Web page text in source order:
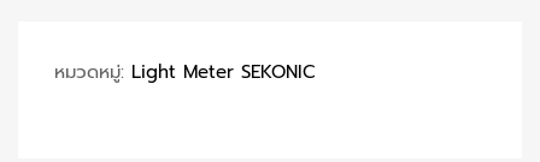
หมวดหมู่: Light Meter SEKONIC